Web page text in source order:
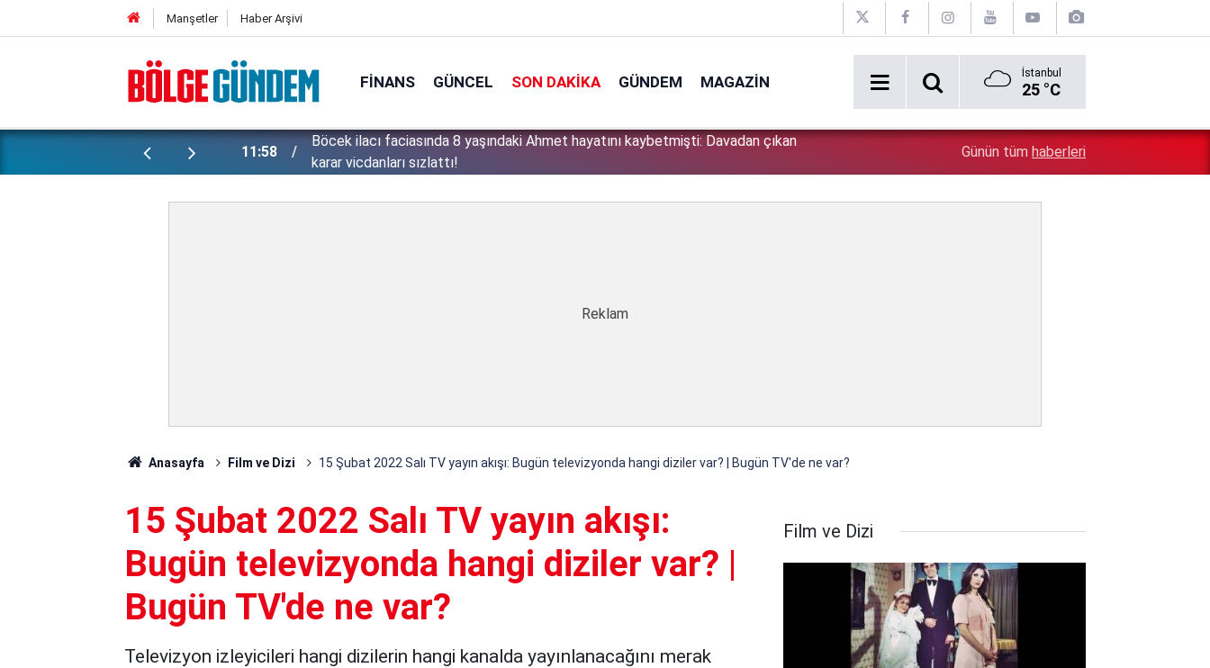
Manşetler Haber Arşivi
FINANS GÜNCEL SON DAKIKA GÜNDEM MAGAZIN İstanbul
25 °C
hayatını kaybetmişti: Davadan çıkan
11:42
''Çözülmemiş dosya kalmayacak'' demişti: Bakan Gürlek şüpheli 2 çocuğun
ölümünü mercek altına aldı!
İsrail zulümde sınır tanımıyor: Bu kez kendi
Günün tüm haberleri
Anasayfa Film ve Dizi 15 Şubat 2022 Salı TV yayın akışı: Bugün televizyonda hangi diziler var? | Bugün TV'de ne var?
15 Şubat 2022 Salı TV yayın akışı:
Bugün televizyonda hangi diziler var? |
Bugün TV'de ne var?
Televizyon izleyicileri hangi dizilerin hangi kanalda yayınlanacağını merak
Film ve Dizi